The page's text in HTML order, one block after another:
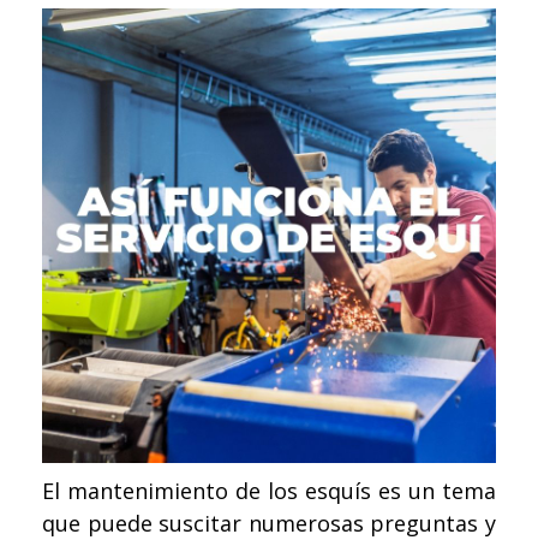
El mantenimiento de los esquís es un tema
que puede suscitar numerosas preguntas y